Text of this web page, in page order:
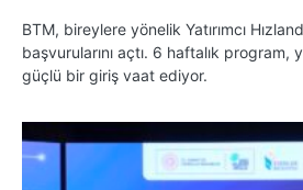
BTM, bireylere yönelik Yatırımcı
başvurularını açtı. 6 haftalık program,
güçlü bir giriş vaat ediyor.